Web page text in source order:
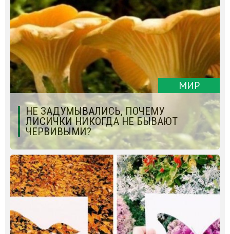
МИР
НЕ ЗАДУМЫВАЛИСЬ, ПОЧЕМУ
ЛИСИЧКИ НИКОГДА НЕ БЫВАЮТ
ЧЕРВИВЫМИ?